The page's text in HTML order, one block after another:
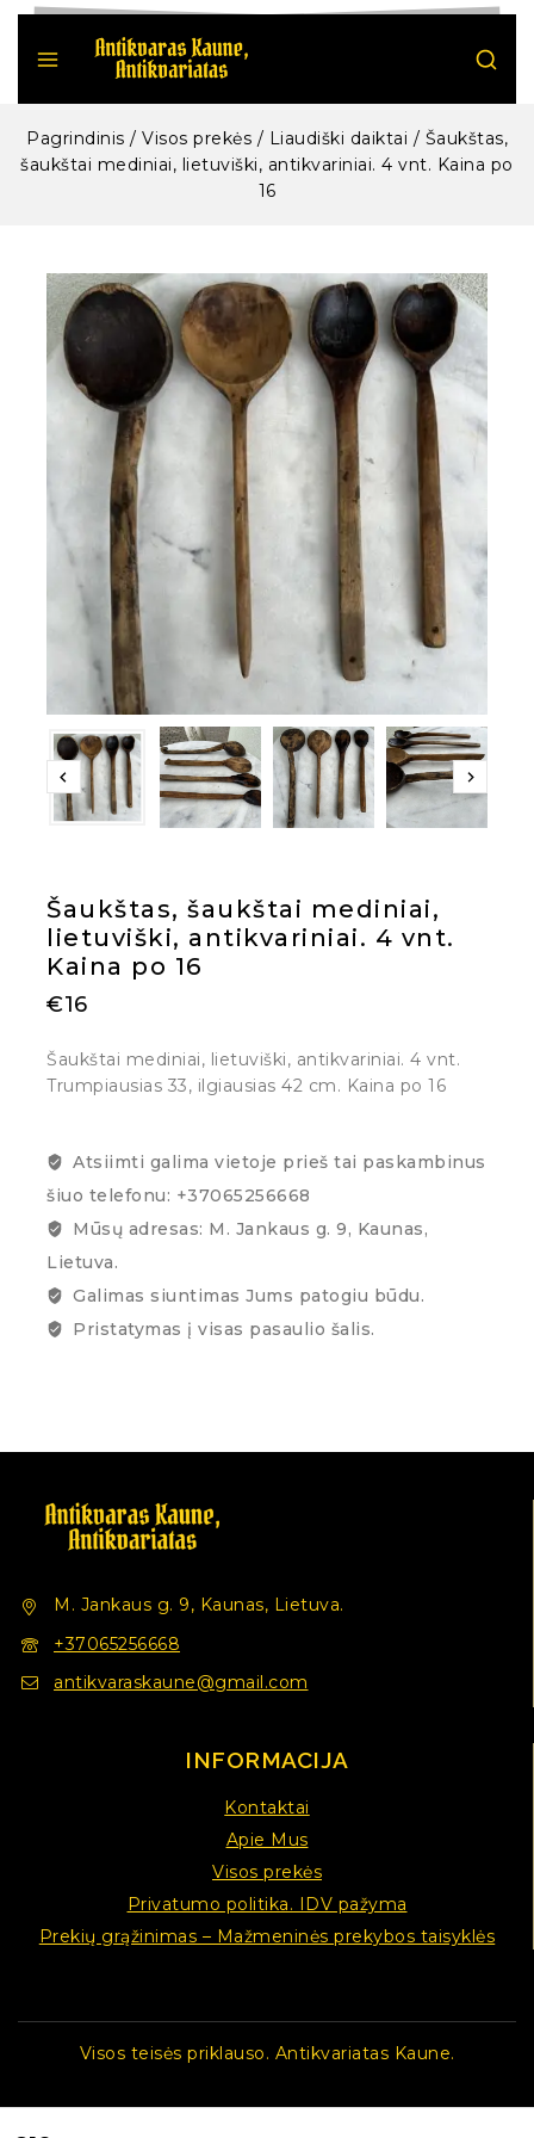
Pagrindinis / Visos prekės / Liaudiški daiktai / Šaukštas,
šaukštai mediniai, lietuviški, antikvariniai. 4 vnt. Kaina po
16
Šaukštas, šaukštai mediniai,
lietuviški, antikvariniai. 4 vnt.
Kaina po 16
€16
Šaukštai mediniai, lietuviški, antikvariniai. 4 vnt.
Trumpiausias 33, ilgiausias 42 cm. Kaina po 16
Atsiimti galima vietoje prieš tai paskambinus
šiuo telefonu: +37065256668
Mūsų adresas: M. Jankaus g. 9, Kaunas,
Lietuva.
Galimas siuntimas Jums patogiu būdu.
Pristatymas į visas pasaulio šalis.
M. Jankaus g. 9, Kaunas, Lietuva.
+37065256668
antikvaraskaune@gmail.com
INFORMACIJA
Kontaktai
Apie Mus
Visos prekės
Privatumo politika. IDV pažyma
Prekių grąžinimas – Mažmeninės prekybos taisyklės
Visos teisės priklauso. Antikvariatas Kaune.